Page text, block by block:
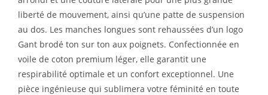
liberté de mouvement, ainsi qu’une patte de suspension
au dos. Les manches longues sont rehaussées d’un logo
Gant brodé ton sur ton aux poignets. Confectionnée en
voile de coton premium léger, elle garantit une
respirabilité optimale et un confort exceptionnel. Une
pièce ingénieuse qui sublimera votre féminité en toute